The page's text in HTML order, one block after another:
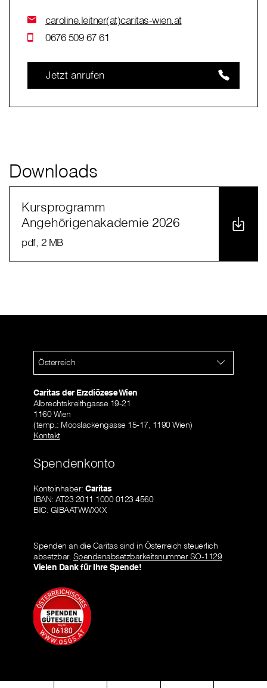
caroline.leitner(at)caritas-wien.at
0676 509 67 61
Jetzt anrufen
Downloads
Kursprogramm
Angehörigenakademie 2026
pdf, 2 MB
Österreich
Caritas der Erzdiözese Wien
Albrechtskreithgasse 19-21
1160 Wien
(temp.: Mooslackengasse 15-17, 1190 Wien)
Kontakt
Spendenkonto
Kontoinhaber: Caritas
IBAN: AT23 2011 1000 0123 4560
BIC: GIBAATWWXXX
Spenden an die Caritas sind in Österreich steuerlich
absetzbar. Spendenabsetzbarkeitsnummer SO-1129
Vielen Dank für Ihre Spende!